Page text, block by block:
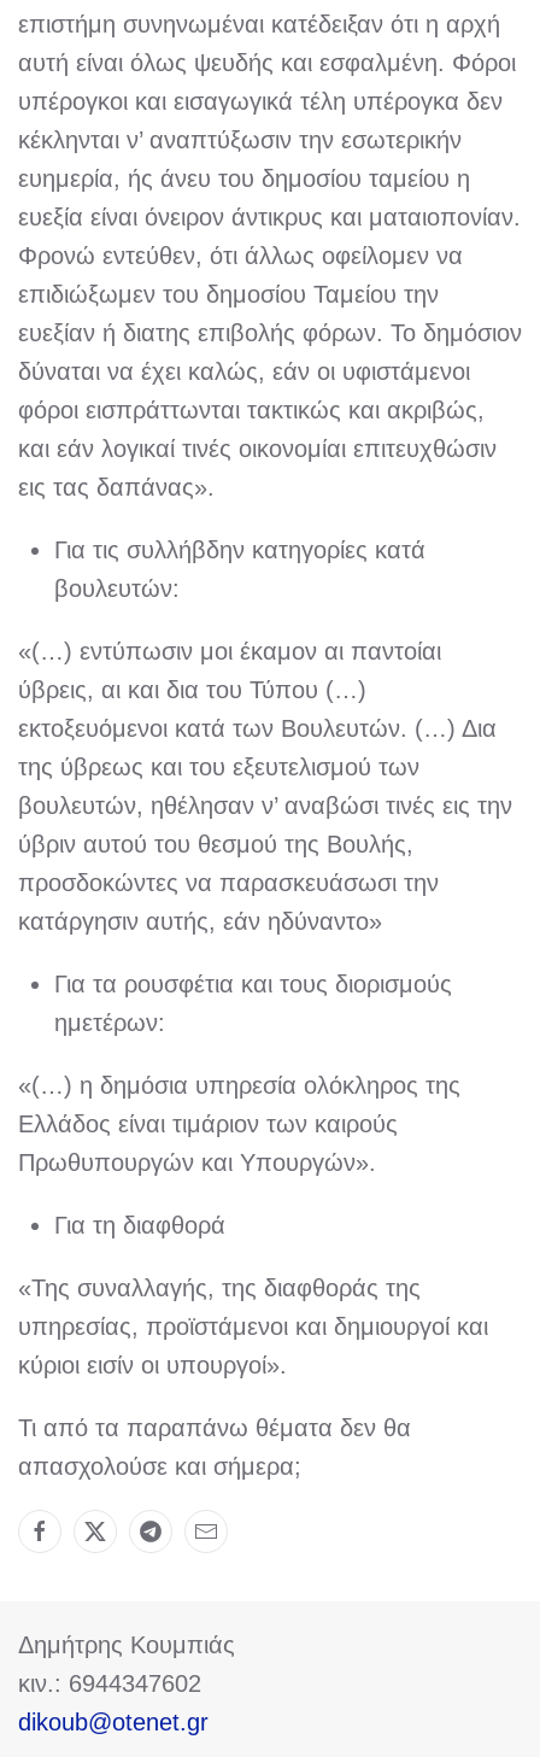
επιστήμη συνηνωμέναι κατέδειξαν ότι η αρχή
αυτή είναι όλως ψευδής και εσφαλμένη. Φόροι
υπέρογκοι και εισαγωγικά τέλη υπέρογκα δεν
κέκληνται ν’ αναπτύξωσιν την εσωτερικήν
ευημερία, ής άνευ του δημοσίου ταμείου η
ευεξία είναι όνειρον άντικρυς και ματαιοπονίαν.
Φρονώ εντεύθεν, ότι άλλως οφείλομεν να
επιδιώξωμεν του δημοσίου Ταμείου την
ευεξίαν ή διατης επιβολής φόρων. Το δημόσιον
δύναται να έχει καλώς, εάν οι υφιστάμενοι
φόροι εισπράττωνται τακτικώς και ακριβώς,
και εάν λογικαί τινές οικονομίαι επιτευχθώσιν
εις τας δαπάνας».
Για τις συλλήβδην κατηγορίες κατά
βουλευτών:
«(…) εντύπωσιν μοι έκαμον αι παντοίαι
ύβρεις, αι και δια του Τύπου (…)
εκτοξευόμενοι κατά των Βουλευτών. (…) Δια
της ύβρεως και του εξευτελισμού των
βουλευτών, ηθέλησαν ν’ αναβώσι τινές εις την
ύβριν αυτού του θεσμού της Βουλής,
προσδοκώντες να παρασκευάσωσι την
κατάργησιν αυτής, εάν ηδύναντο»
Για τα ρουσφέτια και τους διορισμούς
ημετέρων:
«(…) η δημόσια υπηρεσία ολόκληρος της
Ελλάδος είναι τιμάριον των καιρούς
Πρωθυπουργών και Υπουργών».
Για τη διαφθορά
«Της συναλλαγής, της διαφθοράς της
υπηρεσίας, προϊστάμενοι και δημιουργοί και
κύριοι εισίν οι υπουργοί».
Τι από τα παραπάνω θέματα δεν θα
απασχολούσε και σήμερα;
Δημήτρης Κουμπιάς
κιν.: 6944347602
dikoub@otenet.gr